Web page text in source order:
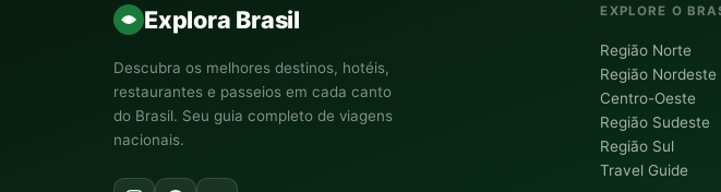
Explora Brasil
Descubra os melhores destinos, hotéis,
restaurantes e passeios em cada canto
do Brasil. Seu guia completo de viagens
nacionais.
EXPLORE O
Região Norte
Região Nordeste
Centro-Oeste
Região Sudeste
Região Sul
Travel Guide